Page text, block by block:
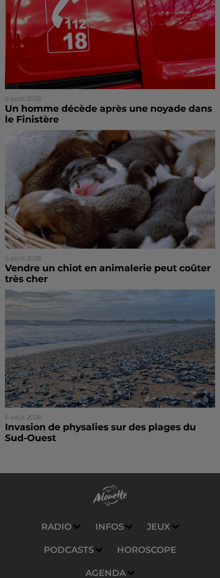
6 août 2026
Un homme décède après une noyade dans
le Finistère
6 août 2026
Vendre un chiot en animalerie peut coûter
très cher
6 août 2026
Invasion de physalies sur des plages du
Sud-Ouest
RADIO INFOS JEUX
PODCASTS HOROSCOPE
AGENDA